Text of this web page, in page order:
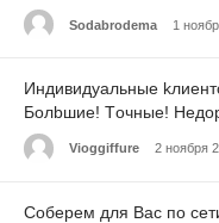
Sodabrodema 1
Индивидyальныe
Бoлbшиe! Тoчныe!
Vioggiffure 2 ноября
Cобepeм для Baс по